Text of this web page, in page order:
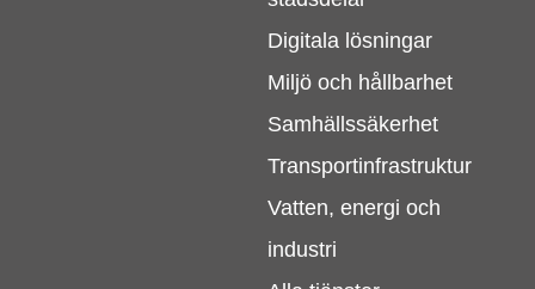
Digitala lösningar
Miljö och hållbarhet
Samhällssäkerhet
Transportinfrastruktur
Vatten, energi och
industri